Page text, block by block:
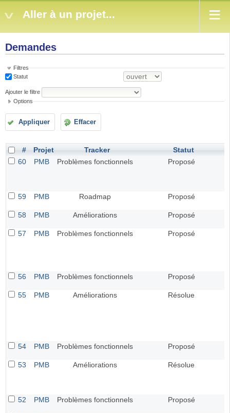
Aller à un projet...
Demandes
Filtres
Statut
Ajouter le filtre
Options
Appliquer Effacer
# Projet Tracker
Statut
60
PMB Problèmes fonctionnels Proposé
59 PMB Roadmap Proposé
58 PMB Améliorations Proposé
57 PMB Problèmes fonctionnels Proposé
56 PMB Problèmes fonctionnels Proposé
55 PMB Améliorations Résolue
54 PMB Problèmes fonctionnels Proposé
53 PMB Améliorations Résolue
52 PMB Problèmes fonctionnels Proposé